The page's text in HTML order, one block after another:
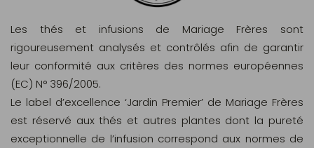
Les thés et infusions de Mariage Frères sont
rigoureusement analysés et contrôlés afin de garantir
leur conformité aux critères des normes européennes
(EC) N° 396/2005.
Le label d’excellence ‘Jardin Premier’ de Mariage Frères
est réservé aux thés et autres plantes dont la pureté
exceptionnelle de l’infusion correspond aux normes de